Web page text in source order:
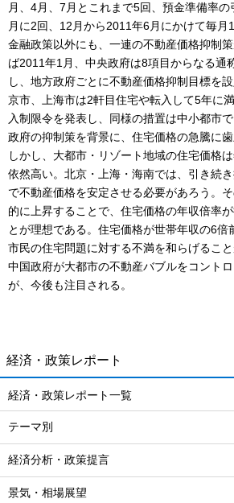
月、4月、7月とこれまで5回、預金準備率
月に2回、12月から2011年6月にかけて毎月1
金融政策以外にも、一連の不動産価格抑制
ば2011年1月、中央政府は8項目からなる通
し、地方政府ごとに不動産価格抑制目標を
京市、上海市は2軒目住宅や転入して5年に
入制限令を発表し、同様の措置は中小都市
政府の抑制策を背景に、住宅価格の急騰に歯
しかし、大都市・リゾート地域の住宅価格
依然高い。北京・上海・海南では、引き続
で不動産価格を安定させる必要があろう。
的に上昇することで、住宅価格の年収倍率
とが理想である。住宅価格が世帯年収の6倍
市民の住宅問題に対する不満を和らげること
中国政府が大都市の不動産バブルをコント
が、今後も注目される。
経済・政策レポート
経済・政策レポート一覧
テーマ別
経済分析・政策提言
景気・相場展望